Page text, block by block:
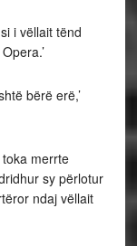
i vëllait tënd
bërë erë,’
merrte
sy përlotur
ndaj vëllait